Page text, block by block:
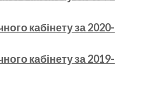
кабінету за 2020-
кабінету за 2019-